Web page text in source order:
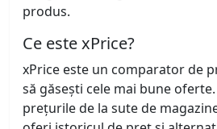
produs.
Ce este xPrice?
xPrice este un comparator de
să găsești cele mai bune
prețurile de la sute de